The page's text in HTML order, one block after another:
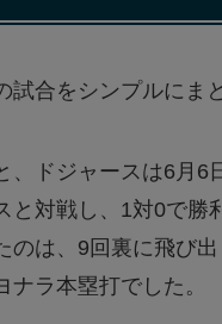
試合をシンプルにま
、ドジャースは6月6
と対戦し、1対0で勝
のは、9回裏に飛び
ナラ本塁打でした。